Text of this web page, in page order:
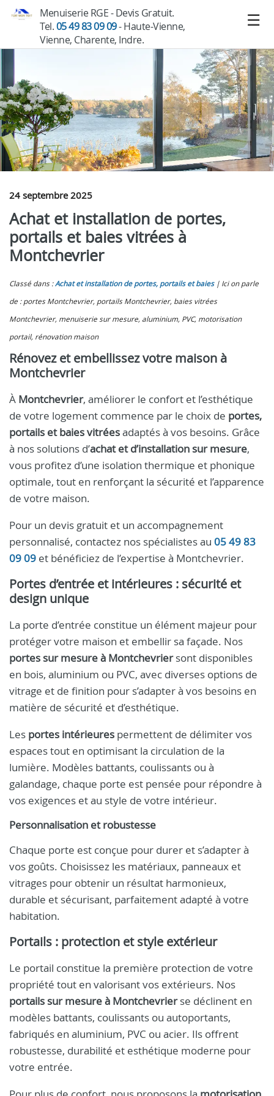
Menuiserie RGE - Devis Gratuit.
Tel.05 49 83 09 09- Haute-Vienne,
Vienne, Charente, Indre.
24 septembre 2025
Achat et installation de portes,
portails et baies vitrées à
Montchevrier
Classé dans :Achat et installation de portes, portails et baies
Ici on parle
de : portes Montchevrier, portails Montchevrier, baies vitrées
Montchevrier, menuiserie sur mesure, aluminium, PVC, motorisation
portail, rénovation maison
Rénovez et embellissez votre maison à
Montchevrier
À Montchevrier, améliorer le confort et l’esthétique
de votre logement commence par le choix de portes,
portails et baies vitréesadaptés à vos besoins. Grâce
à nos solutions d’achat et d’installation sur mesure,
vous profitez d’une isolation thermique et phonique
optimale, tout en renforçant la sécurité et l’apparence
de votre maison.
Pour un devis gratuit et un accompagnement
personnalisé, contactez nos spécialistes au 05 49 83
09 09 et bénéficiez de l’expertise à Montchevrier.
Portes d’entrée et intérieures : sécurité et
design unique
La porte d’entrée constitue un élément majeur pour
protéger votre maison et embellir sa façade. Nos
portes sur mesure à Montchevriersont disponibles
en bois, aluminium ou PVC, avec diverses options de
vitrage et de finition pour s’adapter à vos besoins en
matière de sécurité et d’esthétique.
Les portes intérieures permettent de délimiter vos
espaces tout en optimisant la circulation de la
lumière. Modèles battants, coulissants ou à
galandage, chaque porte est pensée pour répondre à
vos exigences et au style de votre intérieur.
Personnalisation et robustesse
Chaque porte est conçue pour durer et s’adapter à
vos goûts. Choisissez les matériaux, panneaux et
vitrages pour obtenir un résultat harmonieux,
durable et sécurisant, parfaitement adapté à votre
habitation.
Portails : protection et style extérieur
Le portail constitue la première protection de votre
propriété tout en valorisant vos extérieurs. Nos
portails sur mesure à Montchevrierse déclinent en
modèles battants, coulissants ou autoportants,
fabriqués en aluminium, PVC ou acier. Ils offrent
robustesse, durabilité et esthétique moderne pour
votre entrée.